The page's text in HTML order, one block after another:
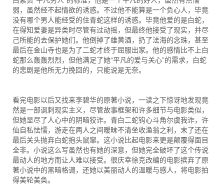
弱，虽然经不起情欲的诱惑。不过他不能算是一个负心人，毕竟
没有哪个男人能经受的住青蛇这样的诱惑。毕竟他爱的是白蛇，
在得知爱妻是异类时尽管有过动摇，但最终他接受了现实，并尽
己所能的去保护她们。他倒掉了雄黄酒，扔了法海的念珠，甚至
最后在金山寺也是为了二蛇才终于屈服出家。他的感情比不上白
蛇那么轰轰烈烈，但他满足了她“平凡的爱与关心”的需求，白蛇
的悲剧是他所无力挽回的，只能说是无奈。
看完电影以后又找来李碧华的原著小说，一读之下惊讶地发现竟
然是一部讽刺现实主义，尽管故事框架和许多细节与电影类似，
但她显尽了人心中的阴暗狡诈。青白二蛇钩心斗角尔虞我诈，许
仙自私怯懦，游走在两人之间暧昧不清坐收渔翁之利，末了还在
最后关头抛弃白蛇抱头鼠窜。这小说比起电影来更是颠覆得面目
全非。小说这么写虽然也有她的深意，但她完全破坏了这个传说
最动人的地方而让人难以接受。很庆幸徐克改编的电影摈弃了原
著小说中的黑暗格调，还她以美丽动人的温暖与感人，将电影拍
得美轮美奂。